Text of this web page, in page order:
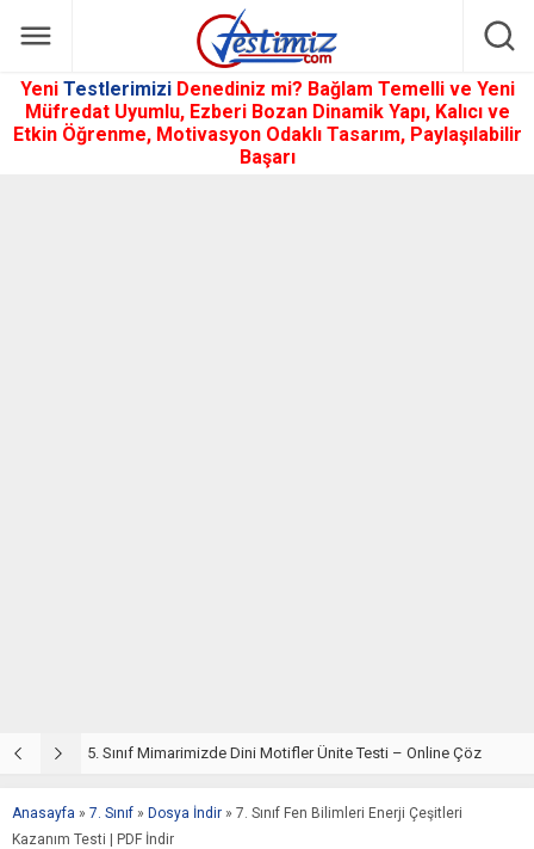
Yeni Testlerimizi Denediniz mi? Bağlam Temelli ve Yeni
Müfredat Uyumlu, Ezberi Bozan Dinamik Yapı, Kalıcı ve
Etkin Öğrenme, Motivasyon Odaklı Tasarım, Paylaşılabilir
Başarı
5. Sınıf Mimarimizde Dini Motifler Ünite Testi – Online Çöz
Anasayfa » 7. Sınıf » Dosya İndir » 7. Sınıf Fen Bilimleri Enerji Çeşitleri
Kazanım Testi | PDF İndir